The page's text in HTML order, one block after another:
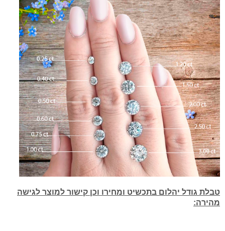
טבלת גודל יהלום בתכשיט ומחירו וכן קישור למוצר לגישה
מהירה: